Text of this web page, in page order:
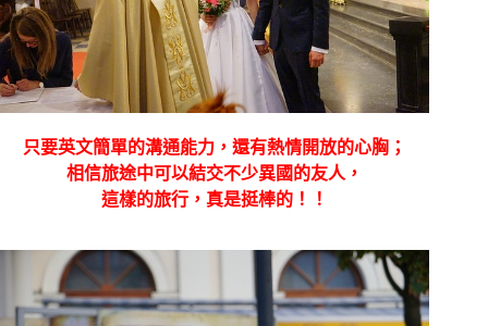
只要英文簡單的溝通能力，還有熱情開放的心胸；
相信旅途中可以結交不少異國的友人，
這樣的旅行，真是挺棒的！！